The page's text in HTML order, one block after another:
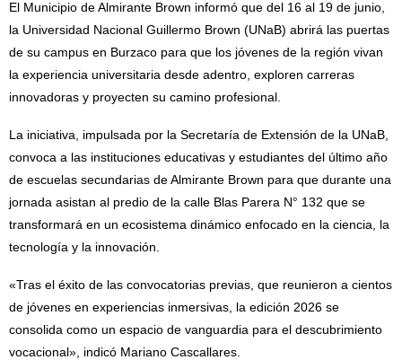
El Municipio de Almirante Brown informó que del 16 al 19 de junio,
la Universidad Nacional Guillermo Brown (UNaB) abrirá las puertas
de su campus en Burzaco para que los jóvenes de la región vivan
la experiencia universitaria desde adentro, exploren carreras
innovadoras y proyecten su camino profesional.
La iniciativa, impulsada por la Secretaría de Extensión de la UNaB,
convoca a las instituciones educativas y estudiantes del último año
de escuelas secundarias de Almirante Brown para que durante una
jornada asistan al predio de la calle Blas Parera N° 132 que se
transformará en un ecosistema dinámico enfocado en la ciencia, la
tecnología y la innovación.
«Tras el éxito de las convocatorias previas, que reunieron a cientos
de jóvenes en experiencias inmersivas, la edición 2026 se
consolida como un espacio de vanguardia para el descubrimiento
vocacional», indicó Mariano Cascallares.